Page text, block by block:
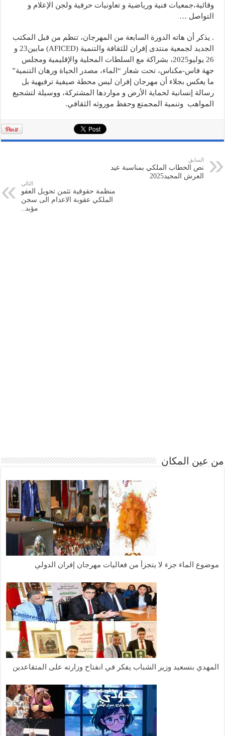
وقائية،جمعيات فنية ورياضية و تعاونيات حرفية ولجن الإعلام و
التواصل …
. يذكر أن هاته الدورة السابعة من المهرجان، تنظم من قبل المكتب
الجديد لجمعية منتدى إفران للثقافة والتنمية (AFICED) مابين23 و
26 يوليو2025، بشراكة مع السلطات المحلية والإقليمية ومجلس
جهة فاس-مكناس، تحت شعار “الماء، مصدر الحياة ورهان التنمية”
ما يعكس بجلاء أن مهرجان إفران ليس محطة صيفية ترفيهية بل
رسالة إنسانية لحماية الأرض و مواردها المشتركة، ووسيلة لتشجيع
المواهب وتنمية المجمتع وحفظ موروثه الثقافي.
السابق
نص الخطاب الملكي بمناسبة عيد
العرش المجيد2025
التالي
منظمة حقوقية تثمن تحويل العفو
الملكي عقوبة الاعدام الى سجن
مؤبد..
من عين المكان
موضوع الماء جزء لا يتجزأ من فعاليات مهرجان إفران الدولي
المهدي بنسعيد وزير الشباب يفكر في انفتاح وزارته على المتقاعدين